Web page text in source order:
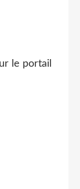
le portail